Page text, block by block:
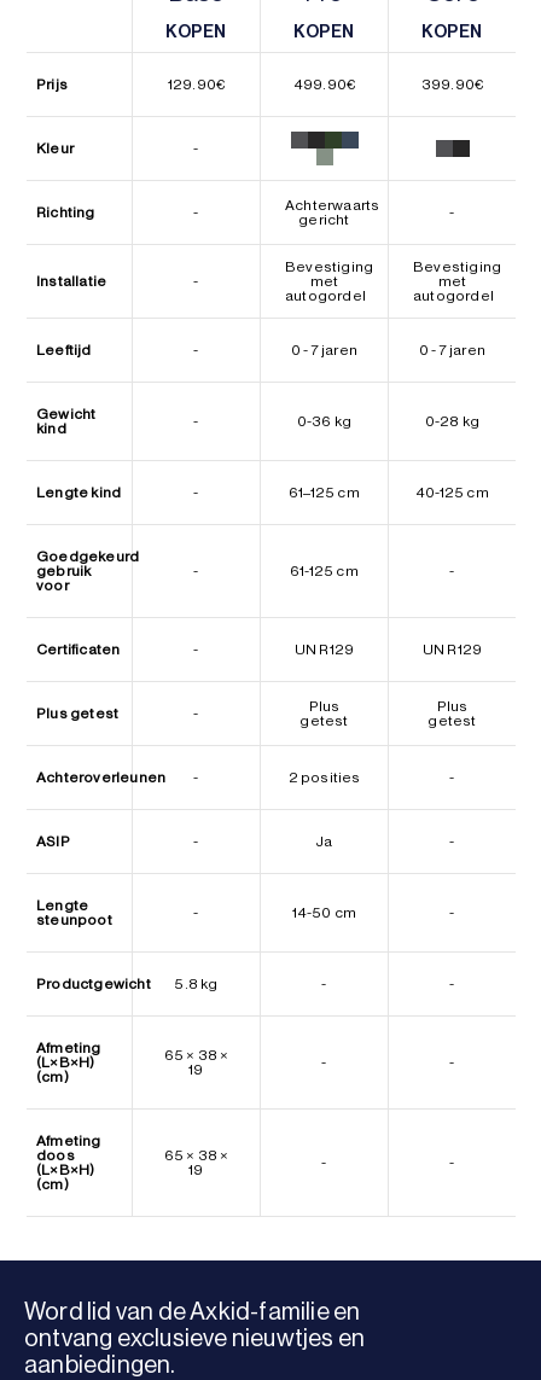
KOPEN
KOPEN
KOPEN
KOPEN
KOPEN
KOPEN
Prijs 129.90€ 499.90€ 399.90€
Kleur -
Richting -
Achterwaarts
gericht
-
Installatie -
Bevestiging
met
autogordel
Bevestiging
met
autogordel
Leeftijd - 0 - 7 jaren 0 - 7 jaren
Gewicht
kind
- 0-36 kg 0-28 kg
Lengte kind - 61–125 cm 40-125 cm
Goedgekeurd
gebruik
voor
- 61-125 cm -
Certificaten - UN R129 UN R129
Plus getest -
Plus
getest
Plus
getest
Achteroverleunen - 2 posities -
ASIP - Ja -
Lengte
steunpoot
- 14-50 cm -
Productgewicht 5.8 kg - -
Afmeting
(L×B×H)
(cm)
65 × 38 ×
19
- -
Afmeting
doos
(L×B×H)
(cm)
65 × 38 ×
19
- -
Word lid van de Axkid-familie en
ontvang exclusieve nieuwtjes en
aanbiedingen.